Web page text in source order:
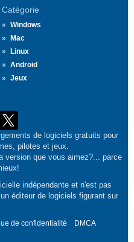
Catégorie
Windows
Mac
Linux
Android
Jeux
de logiciels gratuits pour
pilotes et jeux.
version que vous aimez?... parce
indépendante et n'est pas
éditeur de logiciels figurant sur
de confidentialité
DMCA